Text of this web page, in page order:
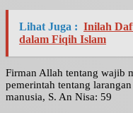
Lihat Juga : Inilah
dalam Fiqih Islam
Firman Allah tentang wajib
pemerintah tentang
manusia, S. An Nisa: 59